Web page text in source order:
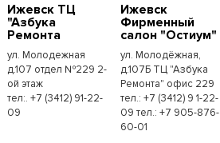
Ижевск ТЦ
"Азбука
Ремонта
ул. Молодежная
д.107 отдел №229 2-
ой этаж
тел:. +7 (3412) 91-22-
09
Ижевск
Фирменный
салон "Остиум"
ул. Молодёжная,
д.107Б ТЦ "Азбука
Ремонта" офис 229
тел.: +7 (3412) 9 1-22-
09 тел.: +7 905-876-
60-01